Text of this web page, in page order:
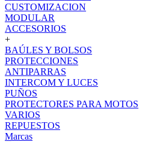
CUSTOMIZACION
MODULAR
ACCESORIOS
+
BAÚLES Y BOLSOS
PROTECCIONES
ANTIPARRAS
INTERCOM Y LUCES
PUÑOS
PROTECTORES PARA MOTOS
VARIOS
REPUESTOS
Marcas